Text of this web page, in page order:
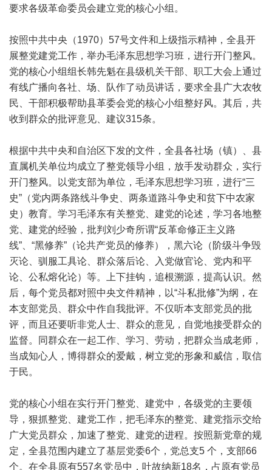
要求各级革命委员会建立党的核心小组。
按照中共中央（1970）57号文件和上级指示精神，全县开
展整党建党工作，举办毛泽东思想学习班，进行开门整风。
党的核心小组组长韩先魁在县级机关干部、职工大会上通过
有线广播向各社、场、队作了动员讲话，要求全县广大农牧
民、干部积极帮助县革委会党的核心小组整好风。其后，共
收到群众的批评意见、建议315条。
根据中共中央和自治区下发的文件，全县各社场（镇）、县
直属机关单位均成立了整党领导小组，放手发动群众，实行
开门整风。以党支部为单位，毛泽东思想学习班，进行“三
史”（党内两条路线斗争史、两条道路斗争史和贫下中农家
史）教育。学习毛泽东有关整党、建党的论述，学习各地整
党、建党的经验，批判刘少奇所谓“反革命修正主义路
线”、“黑修养”（论共产党员的修养），黑六论（阶级斗争毁
灭论、驯服工具论、群众落后论、入党做官论、党内和平
论、公私熔化论）等。上下挂钩，追根溯源，提高认识。然
后，每个党员都对照中央文件精神，以“斗私批修”为纲，在
本支部党员、群众中作自我批评。不仅听本支部党员的批
评，而且还要听非党人士、群众的意见，自觉地接受群众的
监督。同群众在一起工作、学习、劳动，把群众当成老师，
当成知心人，博得群众的爱戴，树立党的形象和威信，取信
于民。
党的核心小组在实行开门整党、建党中，各级党的主要领
导，狠抓整党、建党工作，把毛泽东的整党、建党指示交给
广大党员群众，加速了整党、建党的进程。按照新党章的规
定，全县范围内建立了基层党委6个，党总支5 个，支部66
个。在全县原有557名党员中，吐故纳新18名，占原有党员